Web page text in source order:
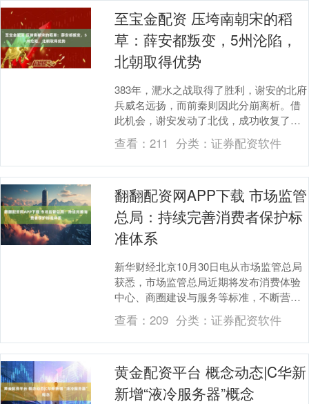
至宝金配资 压垮南朝宋的稻
草：薛安都叛变，5州沦陷，
北朝取得优势
383年，淝水之战取得了胜利，谢安的北府
兵威名远扬，而前秦则因此分崩离析。借
此机会，谢安发动了北伐，成功收复了淮
北一带的广阔土地，大大增强了东晋的国
力。 展开剩....
查看：211 分类： 证券配资软件
翻翻配资网APP下载 市场监管
总局：持续完善消费者保护标
准体系
新华财经北京10月30日电从市场监管总局
获悉，市场监管总局近期将发布消费体验
中心、商圈建设与服务等标准，不断营造
安全放心消费环境。市场监管总局表示，
将持续完善消....
查看：209 分类： 证券配资软件
黄金配资平台 概念动态|C华新
新增“液冷服务器”概念